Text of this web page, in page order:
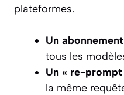
plateformes.
Un
tous les
Un « re-
la même